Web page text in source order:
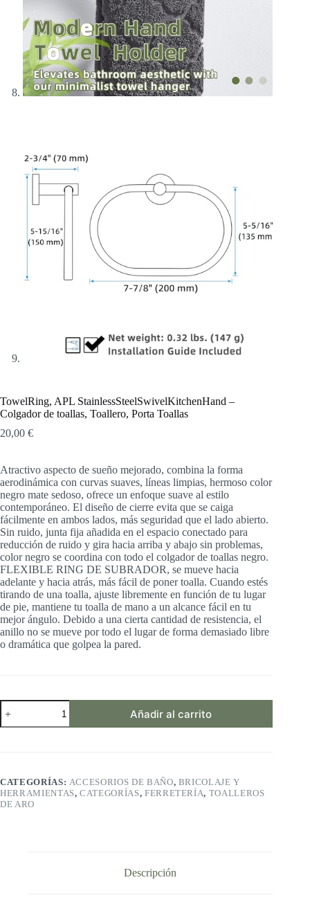
TowelRing, APL StainlessSteelSwivelKitchenHand –
Colgador de toallas, Toallero, Porta Toallas
20,00 €
Atractivo aspecto de sueño mejorado, combina la forma
aerodinámica con curvas suaves, líneas limpias, hermoso color
negro mate sedoso, ofrece un enfoque suave al estilo
contemporáneo. El diseño de cierre evita que se caiga
fácilmente en ambos lados, más seguridad que el lado abierto.
Sin ruido, junta fija añadida en el espacio conectado para
reducción de ruido y gira hacia arriba y abajo sin problemas,
color negro se coordina con todo el colgador de toallas negro.
FLEXIBLE RING DE SUBRADOR, se mueve hacia
adelante y hacia atrás, más fácil de poner toalla. Cuando estés
tirando de una toalla, ajuste libremente en función de tu lugar
de pie, mantiene tu toalla de mano a un alcance fácil en tu
mejor ángulo. Debido a una cierta cantidad de resistencia, el
anillo no se mueve por todo el lugar de forma demasiado libre
o dramática que golpea la pared.
TowelRing,
APL
StainlessSteelSwivelKitchenHand
Toallero,
Porta
Toallas
Añadir al carrito
CATEGORÍAS: ACCESORIOS DE BAÑO, BRICOLAJE Y
HERRAMIENTAS,CATEGORÍAS, FERRETERÍA, TOALLEROS
DE ARO
Descripción